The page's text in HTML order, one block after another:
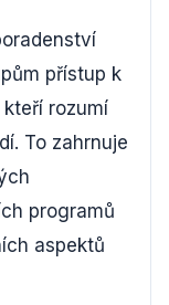
přístup k
rozumí
To zahrnuje
programů
aspektů